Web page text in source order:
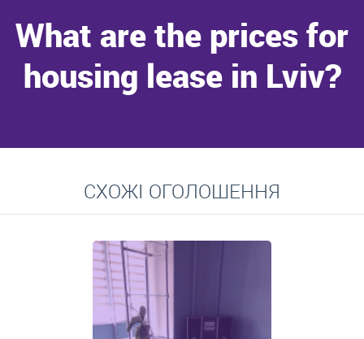
What are the prices for
housing lease in Lviv?
Average prices for long-term lease of apartments, private
residences, rooms
СХОЖІ ОГОЛОШЕННЯ